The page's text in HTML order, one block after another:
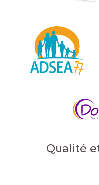
Qualité